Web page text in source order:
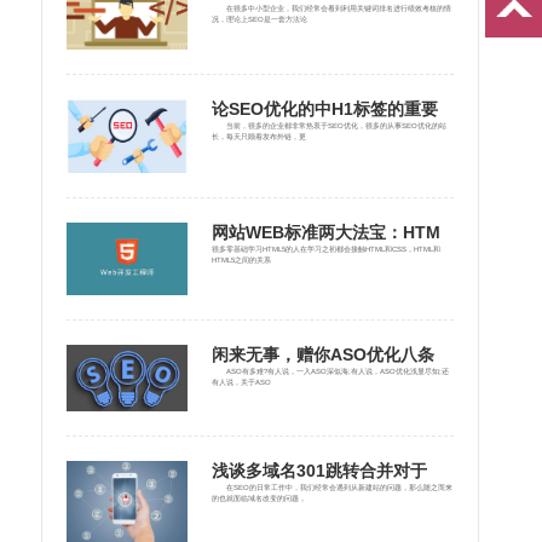
在很多中小型企业，我们经常会看到利用关键词排名进行绩效考核的情
况，理论上SEO是一套方法论
论SEO优化的中H1标签的重要
当前，很多的企业都非常热衷于SEO优化，很多的从事SEO优化的站
长，每天只顾着发布外链，更
网站WEB标准两大法宝：HTM
很多零基础学习HTML5的人在学习之初都会接触HTML和CSS，HTML和
HTML5之间的关系
闲来无事，赠你ASO优化八条
ASO有多难?有人说，一入ASO深似海;有人说，ASO优化浅显尽知;还
有人说，关于ASO
浅谈多域名301跳转合并对于
在SEO的日常工作中，我们经常会遇到从新建站的问题，那么随之而来
的也就面临域名改变的问题，